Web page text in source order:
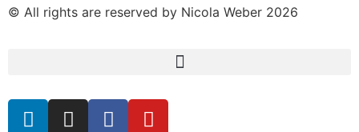
© All rights are reserved by Nicola Weber 2026